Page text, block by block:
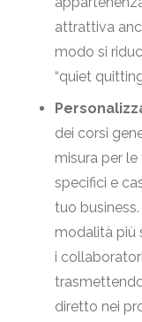
attrattiva
modo si
“quiet
dei corsi
misura per
specifici e
tuo
modalità più
i
diretto nei